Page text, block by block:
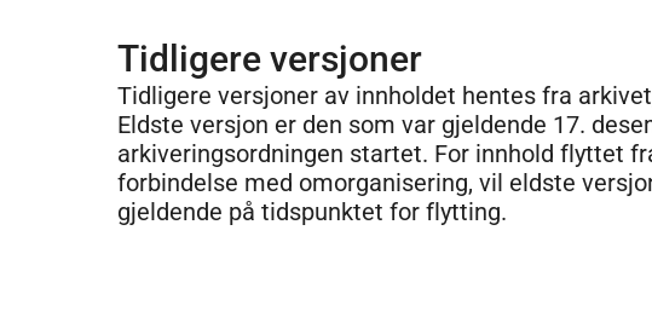
Tidligere versjoner
Tidligere versjoner av innholdet hentes fra
Eldste versjon er den som var gjeldende 17.
arkiveringsordningen startet. For innhold flyttet
forbindelse med omorganisering, vil eldste
gjeldende på tidspunktet for flytting.